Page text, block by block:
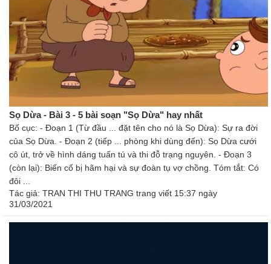
Sọ Dừa - Bài 3 - 5 bài soạn "Sọ Dừa" hay nhất
Bố cục: - Đoạn 1 (Từ đầu ... đặt tên cho nó là Sọ Dừa): Sự ra đời
của Sọ Dừa. - Đoạn 2 (tiếp ... phòng khi dùng đến): Sọ Dừa cưới
cô út, trở về hình dáng tuấn tú và thi đỗ trạng nguyên. - Đoạn 3
(còn lại): Biến cố bị hãm hại và sự đoàn tụ vợ chồng. Tóm tắt: Có
đôi ...
Tác giả: TRAN THI THU TRANG trang viết 15:37 ngày
31/03/2021